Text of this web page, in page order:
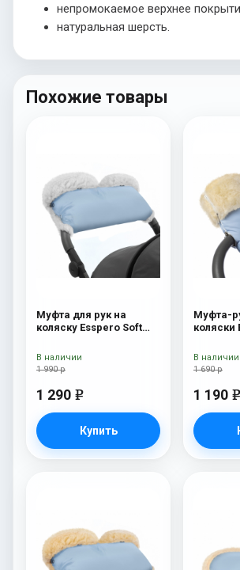
непромокаемое верхнее
натуральная шерсть.
Похожие товары
Муфта для рук на
коляску Esspero Soft
шерсть) Blue Mountain
1 990 р
1 290 e
Купить
В наличии
Муфта-
коляски
1 690 р
1 190 e
В наличии